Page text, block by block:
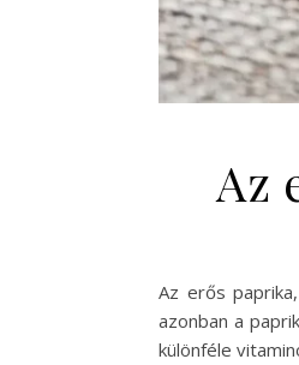
Az
Az erős
azonban a
különféle